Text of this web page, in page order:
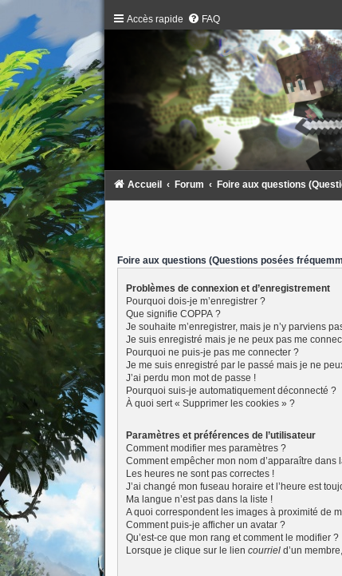
Accès rapide FAQ
Accueil Forum Foire aux questions
Foire aux questions (Questions posées
Problèmes de connexion et d’enregistrement
Pourquoi dois-je m’enregistrer ?
Que signifie COPPA ?
Je souhaite m’enregistrer, mais je n’y parviens
Je suis enregistré mais je ne peux pas me
Pourquoi ne puis-je pas me connecter ?
Je me suis enregistré par le passé mais je ne
J’ai perdu mon mot de passe !
Pourquoi suis-je automatiquement déconnecté ?
À quoi sert « Supprimer les cookies » ?
Paramètres et préférences de l’utilisateur
Comment modifier mes paramètres ?
Comment empêcher mon nom d’apparaître dans
Les heures ne sont pas correctes !
J’ai changé mon fuseau horaire et l’heure est
Ma langue n’est pas dans la liste !
A quoi correspondent les images à proximité de
Comment puis-je afficher un avatar ?
Qu’est-ce que mon rang et comment le modifier ?
Lorsque je clique sur le lien courrield’un